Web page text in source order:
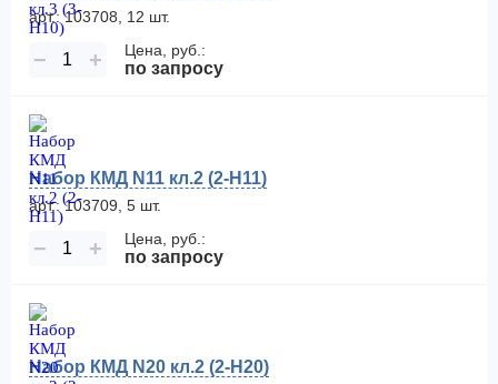
арт.: 103708, 12 шт.
− + Цена, руб.:
по запросу
Набор КМД N11 кл.2 (2-Н11)
арт.: 103709, 5 шт.
− + Цена, руб.:
по запросу
Набор КМД N20 кл.2 (2-Н20)